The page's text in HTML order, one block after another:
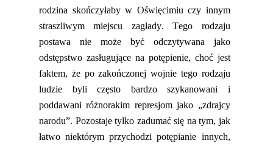
rodzina skończyłaby w Oświęcimiu czy innym
straszliwym miejscu zagłady. Tego rodzaju
postawa nie może być odczytywana jako
odstępstwo zasługujące na potępienie, choć jest
faktem, że po zakończonej wojnie tego rodzaju
ludzie byli często bardzo szykanowani i
poddawani różnorakim represjom jako „zdrajcy
narodu”. Pozostaje tylko zadumać się na tym, jak
łatwo niektórym przychodzi potępianie innych,